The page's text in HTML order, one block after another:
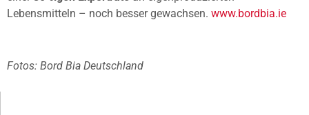
Lebensmitteln – noch besser gewachsen. www.bordbia.ie
Fotos: Bord Bia Deutschland